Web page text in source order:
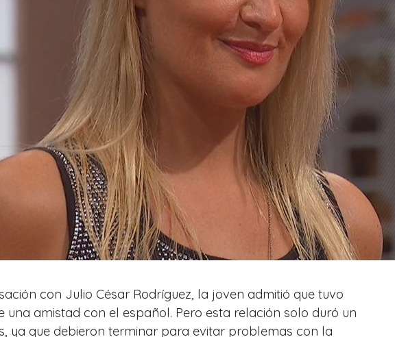
con Julio César Rodríguez, la joven admitió que tuvo
una amistad con el español. Pero esta relación solo duró un
ya que debieron terminar para evitar problemas con la